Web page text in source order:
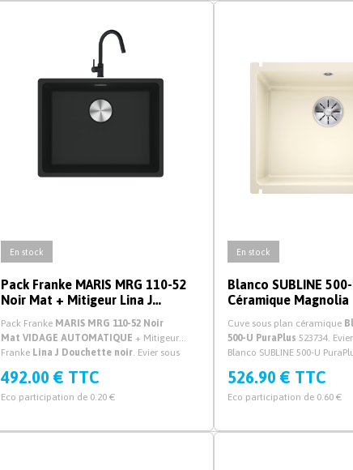
En stock
Pack Franke MARIS MRG 110-52
Noir Mat + Mitigeur Lina J
Pack Franke MARIS MRG 110-52 Noir
Mat VIDAGE AUTOMATIQUE + Mitigeur
Franke Lina J Douchette noir. Evier sous
492.00 € TTC
Eco participation de 0.20 €
En stock
Blanco SUBLINE
Céramique Magnolia
Cuve sous plan céramique
500-U PuraPlus 523734.
Blanco SUBLINE 500-U
526.90 € TTC
Eco participation de 0.60 €